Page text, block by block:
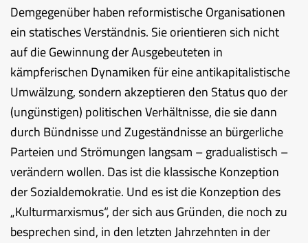
Demgegenüber haben reformistische Organisationen
ein statisches Verständnis. Sie orientieren sich nicht
auf die Gewinnung der Ausgebeuteten in
kämpferischen Dynamiken für eine antikapitalistische
Umwälzung, sondern akzeptieren den Status quo der
(ungünstigen) politischen Verhältnisse, die sie dann
durch Bündnisse und Zugeständnisse an bürgerliche
Parteien und Strömungen langsam – gradualistisch –
verändern wollen. Das ist die klassische Konzeption
der Sozialdemokratie. Und es ist die Konzeption des
„Kulturmarxismus“, der sich aus Gründen, die noch zu
besprechen sind, in den letzten Jahrzehnten in der